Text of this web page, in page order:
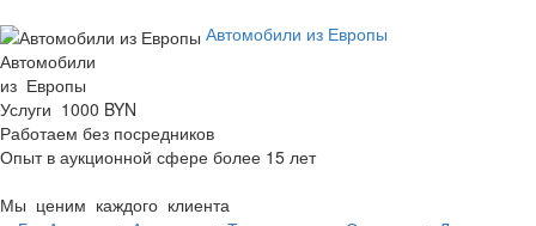
Автомобили из Европы
Автомобили
из Европы
Услуги 1000 BYN
Работаем без посредников
Опыт в аукционной сфере более 15 лет
Мы ценим каждого клиента